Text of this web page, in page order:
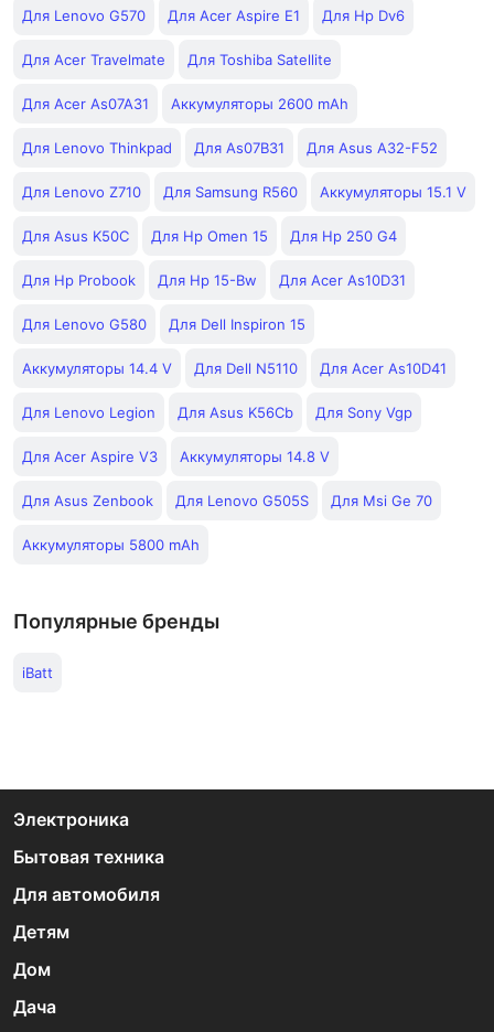
Для Lenovo G570 Для Acer Aspire E1 Для Hp Dv6
Для Acer Travelmate Для Toshiba Satellite
Для Acer As07A31 Аккумуляторы 2600 mAh
Для Lenovo Thinkpad Для As07B31 Для Asus A32-F52
Для Lenovo Z710 Для Samsung R560 Аккумуляторы 15.1 V
Для Asus K50C Для Hp Omen 15 Для Hp 250 G4
Для Hp Probook Для Hp 15-Bw Для Acer As10D31
Для Lenovo G580 Для Dell Inspiron 15
Аккумуляторы 14.4 V Для Dell N5110 Для Acer As10D41
Для Lenovo Legion Для Asus K56Cb Для Sony Vgp
Для Acer Aspire V3 Аккумуляторы 14.8 V
Для Asus Zenbook Для Lenovo G505S Для Msi Ge 70
Аккумуляторы 5800 mAh
Популярные бренды
iBatt
Электроника
Бытовая техника
Для автомобиля
Детям
Дом
Дача